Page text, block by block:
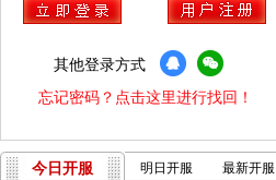
其他登录方式
忘记密码？点击这里进行找回！
今日开服 明日开服 最新开服